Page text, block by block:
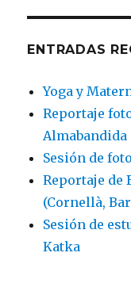
ENTRADAS
Yoga y
Reportaje
Almabandida
Sesión de
Reportaje de
(Cornellà,
Sesión de
Katka